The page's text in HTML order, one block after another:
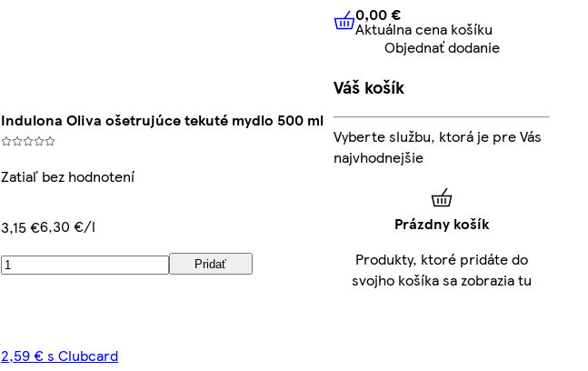
Indulona Oliva ošetrujúce tekuté mydlo 500 ml
Zatiaľ bez hodnotení
3,15 €6,30 €/l
Pridať
2,59 € s Clubcard
0,00 € Aktuálna cena košíku
0,00 €
Aktuálna cena košíku
Objednať dodanie
Váš košík
Vyberte službu, ktorá je pre Vás
najvhodnejšie
Prázdny košík
Produkty, ktoré pridáte do
svojho košíka sa zobrazia tu